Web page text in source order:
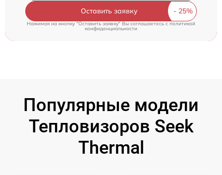
Оставить заявку
Нажимая на кнопку "Оставить заявку" Вы соглашаетесь cполитикой
конфиденциальности
Популярные модели
Тепловизоров Seek
Thermal